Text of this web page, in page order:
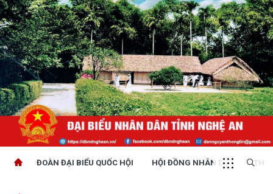
ĐOÀN ĐẠI BIỂU QUỐC HỘI HỘI ĐỒNG NHÂN DÂN